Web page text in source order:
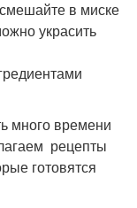
в миске
украсить
много времени
рецепты
готовятся